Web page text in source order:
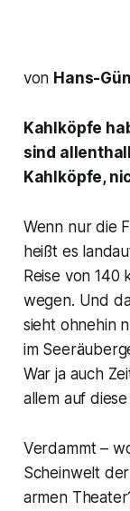
von Hans-
Kahlköpfe
sind
Kahlköpfe,
Wenn nur die
heißt es
Reise von
wegen. Und
sieht ohnehin
im
War ja auch
allem auf
Verdammt –
Scheinwelt
armen